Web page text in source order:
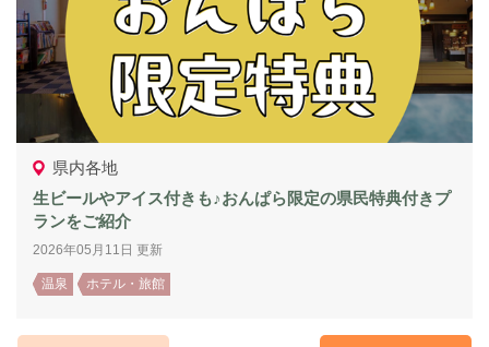
県内各地
生ビールやアイス付きも♪おんぱら限定の県民特典付きプ
ランをご紹介
2026年05月11日 更新
温泉 ホテル・旅館